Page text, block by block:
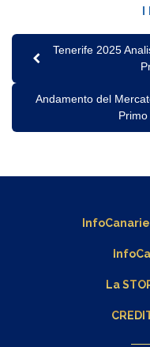
I
Tenerife 2025
Andamento del
La